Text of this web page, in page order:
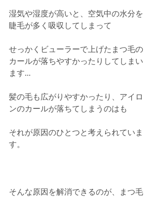
湿気や湿度が高いと、空気中の水分を
睫毛が多く吸収してしまって
せっかくビューラーで上げたまつ毛の
カールが落ちやすかったりしてしまい
ます...
髪の毛も広がりやすかったり、アイロ
ンのカールが落ちてしまうのはも
それが原因のひとつと考えられていま
す。
そんな原因を解消できるのが、まつ毛